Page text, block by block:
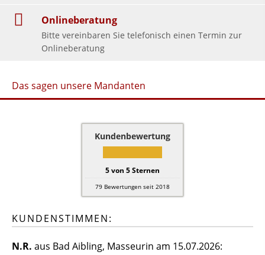
Onlineberatung
Bitte vereinbaren Sie telefonisch einen Termin zur
Onlineberatung
Das sagen unsere Mandanten
Kundenbewertung
5von 5Sternen
79 Bewertungen seit 2018
KUNDENSTIMMEN:
N.R. aus Bad Aibling, Masseurin am 15.07.2026: